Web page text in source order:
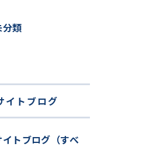
分類
イトブログ
トブログ（すべ